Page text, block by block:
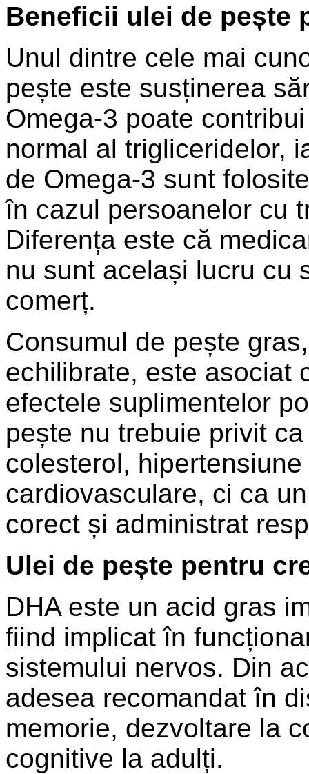
Beneficii ulei de pește
Unul dintre cele mai
pește este susținerea
Omega-3 poate
normal al trigliceridelor,
de Omega-3 sunt
în cazul persoanelor cu
Diferența este că
nu sunt același lucru cu
comerț.
Consumul de pește
echilibrate, este asociat
efectele suplimentelor
pește nu trebuie privit
colesterol,
cardiovasculare, ci ca
corect și administrat
Ulei de pește pentru
DHA este un acid gras
fiind implicat în
sistemului nervos. Din
adesea recomandat în
memorie, dezvoltare la
cognitive la adulți.